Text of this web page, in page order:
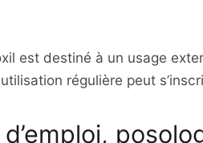
est destiné à un usage
régulière peut